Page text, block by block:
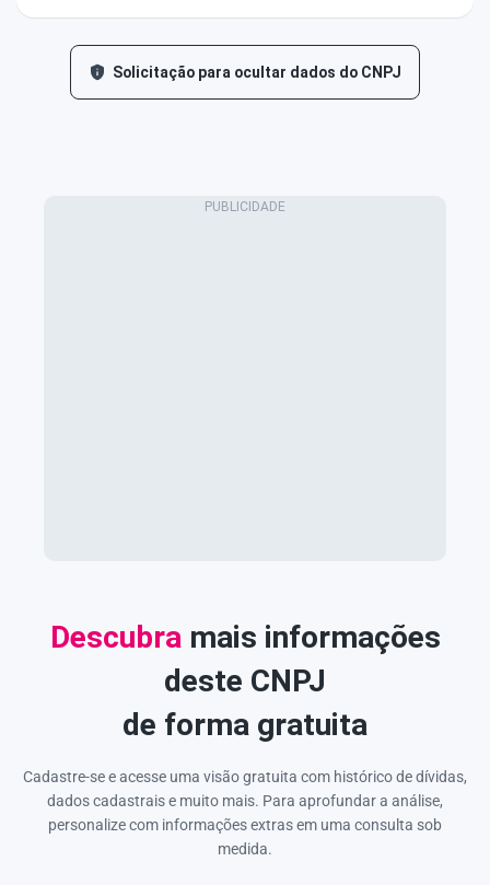
Solicitação para ocultar dados do CNPJ
Descubra mais informações
deste CNPJ
de forma gratuita
Cadastre-se e acesse uma visão gratuita com histórico de dívidas,
dados cadastrais e muito mais. Para aprofundar a análise,
personalize com informações extras em uma consulta sob
medida.